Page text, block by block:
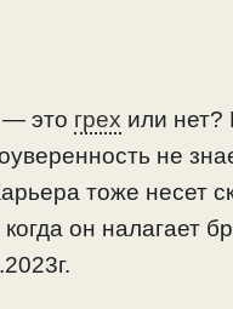
— это грех или нет?
не
тоже несет
он налагает